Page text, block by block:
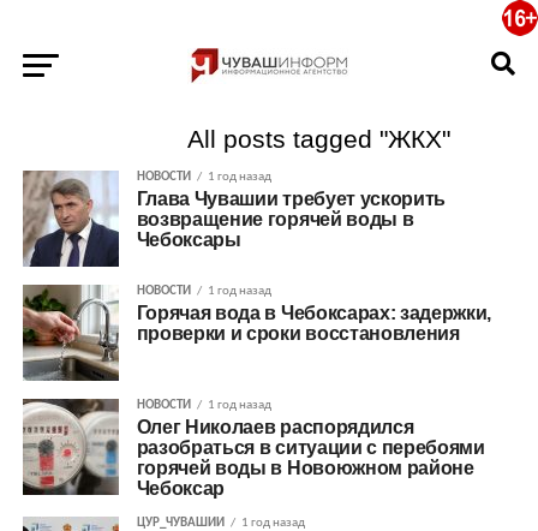
All posts tagged "ЖКХ"
НОВОСТИ 1 год назад
Глава Чувашии требует ускорить
возвращение горячей воды в
Чебоксары
НОВОСТИ 1 год назад
Горячая вода в Чебоксарах: задержки,
проверки и сроки восстановления
НОВОСТИ 1 год назад
Олег Николаев распорядился
разобраться в ситуации с перебоями
горячей воды в Новоюжном районе
Чебоксар
ЦУР_ЧУВАШИИ 1 год назад